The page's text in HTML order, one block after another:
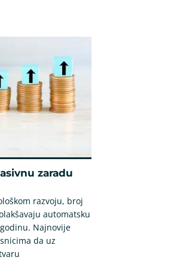
zaradu
razvoju, broj
automatsku
Najnovije
da uz